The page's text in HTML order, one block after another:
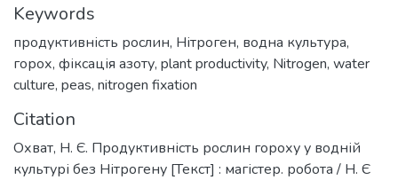
Keywords
продуктивність рослин, Нітроген, водна культура,
горох, фіксація азоту, plant productivity, Nitrogen, water
culture, peas, nitrogen fixation
Citation
Охват, Н. Є. Продуктивність рослин гороху у водній
культурі без Нітрогену [Текст] : магістер. робота / Н. Є